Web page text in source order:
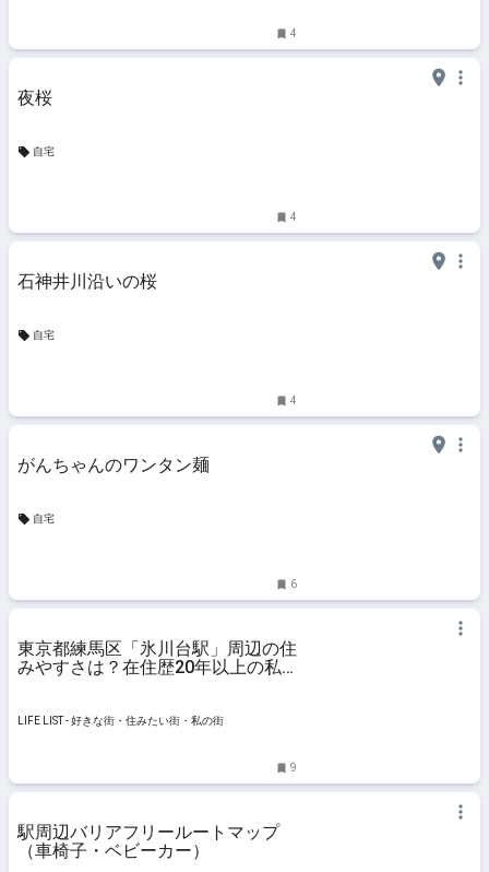
4
夜桜
自宅
4
石神井川沿いの桜
自宅
4
がんちゃんのワンタン麺
自宅
6
東京都練馬区「氷川台駅」周辺の住
みやすさは？在住歴20年以上の私
LIFE LIST - 好きな街・住みたい街・私の街
9
駅周辺バリアフリールートマップ
（車椅子・ベビーカー）